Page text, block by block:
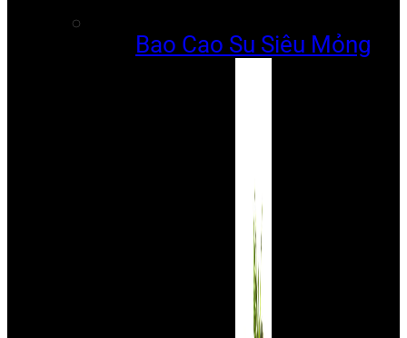
Bao Cao Su Siêu Mỏng